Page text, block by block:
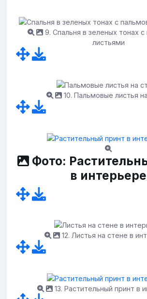
9. Спальня в зеленых тонах
листьями
10. Пальмовые листья
Фото:
в интерьере
12. Листья на стене в
13. Растительный принт в